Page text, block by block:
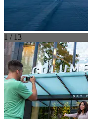
1 / 13